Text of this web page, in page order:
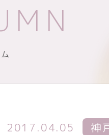
2017.04.05 神